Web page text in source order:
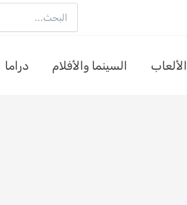
عن:
الألعاب السينما والأفلام دراما